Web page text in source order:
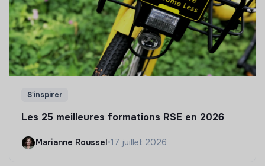
S'inspirer
Les 25 meilleures formations RSE en 2026
Marianne Roussel •17 juillet 2026